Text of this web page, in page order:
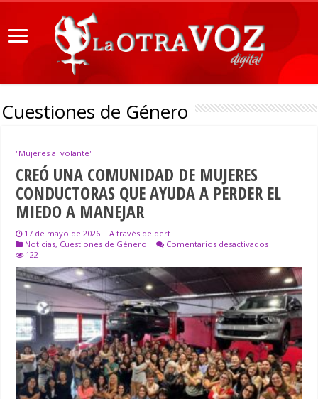
Cuestiones de Género
''Mujeres al volante''
CREÓ UNA COMUNIDAD DE MUJERES
CONDUCTORAS QUE AYUDA A PERDER EL
MIEDO A MANEJAR
17 de mayo de 2026
A través de derf
Noticias, Cuestiones de Género Comentarios desactivadosen
UNA
COMUNIDAD
DE
MUJERES
QUE
AYUDA
A
PERDER
EL
MIEDO
A
MANEJAR
122